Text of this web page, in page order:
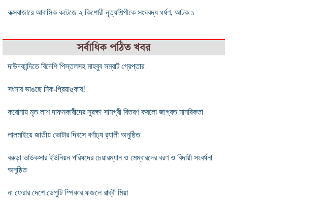
কক্সবাজারে আবাসিক কটেজে ২ কিশোরী নৃত্যশিল্পীকে সংঘবদ্ধ ধর্ষণ, আটক ১
সর্বাধিক পঠিত খবর
দাউদকান্দিতে বিদেশি পিস্তলসহ মাহবুব সম্রাট গ্রেপ্তার
সংসার ভাঙছে নিক-প্রিয়াঙ্কার!
করোনায় মৃত লাশ দাফনকারীদের সুরক্ষা সামগ্রী বিতরণ করলো জাগ্রত মানবিকতা
লালমাইয়ে জাতীয় ভোটার দিবসে বর্ণাঢ্য র‍্যালী অনুষ্ঠিত
বরুড়া ভাউকসার ইউনিয়ন পরিষদের চেয়ারম্যান ও মেম্বারদের বরণ ও বিদায়ী সংবর্ধনা
অনুষ্ঠিত
না ফেরার দেশে ডেপুটি স্পিকার ফজলে রাব্বী মিয়া